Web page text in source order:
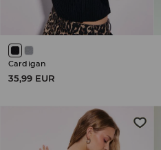
Cardigan
35,99 EUR